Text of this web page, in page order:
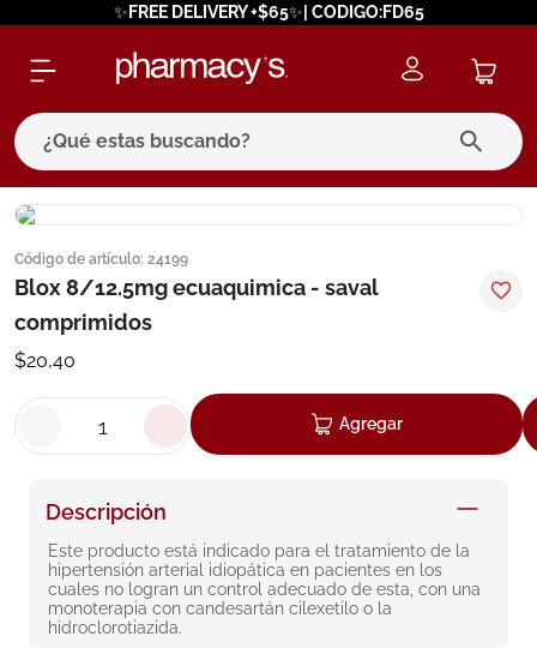
✨FREE DELIVERY +$65✨| CODIGO:FD65
¿Qué estas buscando?
Código de artículo: 24199
Blox 8/12.5mg ecuaquimica - saval
comprimidos
$20,40
Agregar
Descripción
Este producto está indicado para el tratamiento de la
hipertensión arterial idiopática en pacientes en los
cuales no logran un control adecuado de esta, con una
monoterapia con candesartán cilexetilo o la
hidroclorotiazida.
términos más buscados
1. eucerin
cerave
7. degraler
8. roche posay
9. isdin